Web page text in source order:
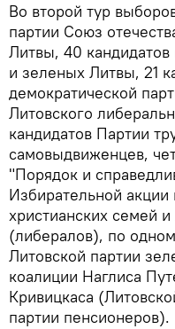
Во второй тур
партии Союз
Литвы, 40
и зеленых Литвы, 21
демократической
Литовского
кандидатов Партии
самовыдвиженцев,
"Порядок и
Избирательной
христианских семей
(либералов), по
Литовской партии
коалиции Наглиса
Кривицкаса
партии пенсионеров).